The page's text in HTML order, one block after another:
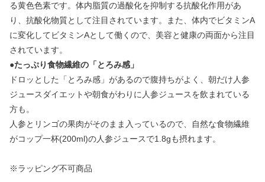
る黄色色素です。体内脂質の過酸化を抑制する抗酸化作用があ
り、抗酸化物質として注目されています。また、体内でビタミンA
に変化してビタミンAとして働くので、美容と健康の両面から注目
されています。
●たっぷり食物繊維の「とろみ感」
ドロッとした「とろみ感」があるので腹持ちがよく、朝だけ人参
ジュースダイエットや朝食がわりに人参ジュースを飲まれている
方も。
人参とリンゴの果肉がそのまま入っているので、自然な食物繊維
がコップ一杯(200ml)の人参ジュースで1.8gも摂れます。
※ラッピング不可商品